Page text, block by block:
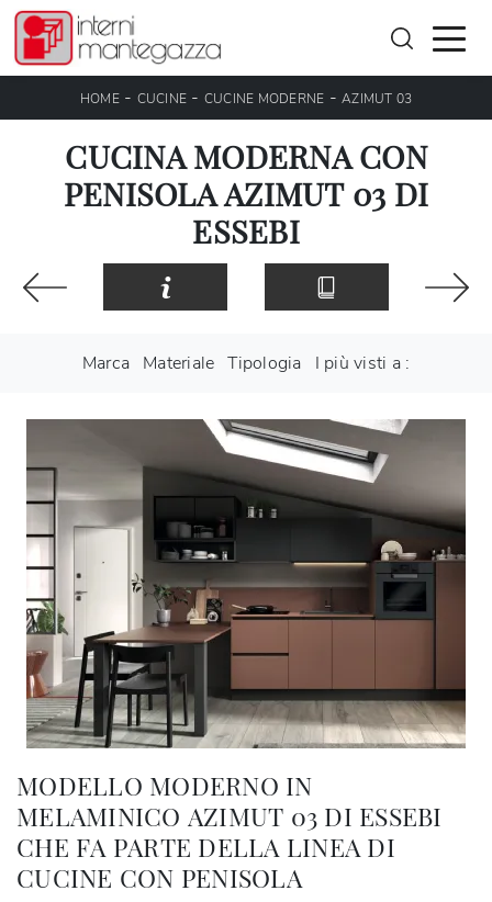
HOME- CUCINE - CUCINE MODERNE - AZIMUT 03
CUCINA MODERNA CON
PENISOLA AZIMUT 03 DI
ESSEBI
Marca Materiale Tipologia I più visti a :
MODELLO MODERNO IN
MELAMINICO AZIMUT 03 DI ESSEBI
CHE FA PARTE DELLA LINEA DI
CUCINE CON PENISOLA